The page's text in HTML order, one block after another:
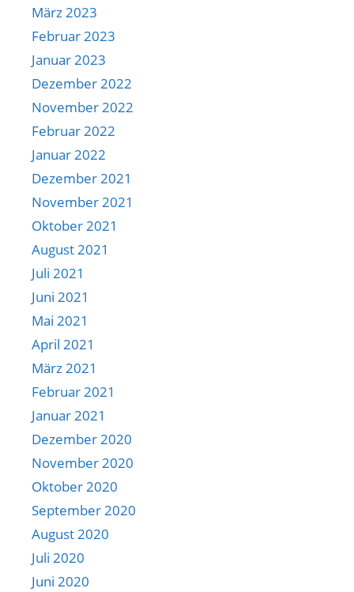
März 2023
Februar 2023
Januar 2023
Dezember 2022
November 2022
Februar 2022
Januar 2022
Dezember 2021
November 2021
Oktober 2021
August 2021
Juli 2021
Juni 2021
Mai 2021
April 2021
März 2021
Februar 2021
Januar 2021
Dezember 2020
November 2020
Oktober 2020
September 2020
August 2020
Juli 2020
Juni 2020